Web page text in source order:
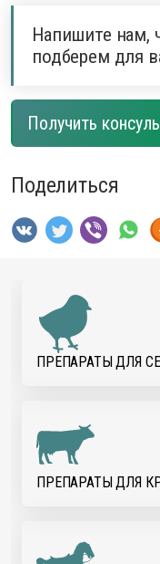
Напишите нам,
подберем для
Получить
Поделиться
ПРЕПАРАТЫ ДЛЯ
ПРЕПАРАТЫ ДЛЯ